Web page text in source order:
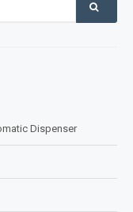
Dispenser